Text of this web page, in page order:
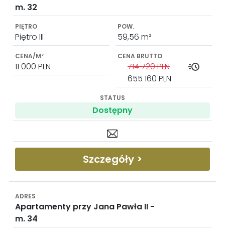
m. 32
Piętro III 59,56 m²
11 000 PLN
714 720 PLN
655 160 PLN
Dostępny
Szczegóły >
Apartamenty przy Jana Pawła II -
m. 34